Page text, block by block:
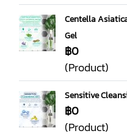
Centella
Gel
฿0
(Product)
Sensitive
฿0
(Product)